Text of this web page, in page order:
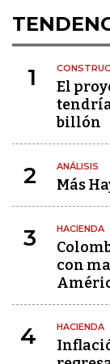
1
El
tendría
billón
2 ANÁLISIS
Más
3 HACIENDA
con
4 HACIENDA